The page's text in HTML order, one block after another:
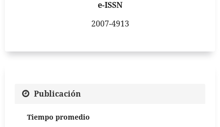
e-ISSN
2007-4913
Publicación
Tiempo promedio